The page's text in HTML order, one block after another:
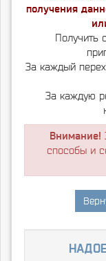
получения
Получить
За каждый
За каждую
Внимание!
способы и